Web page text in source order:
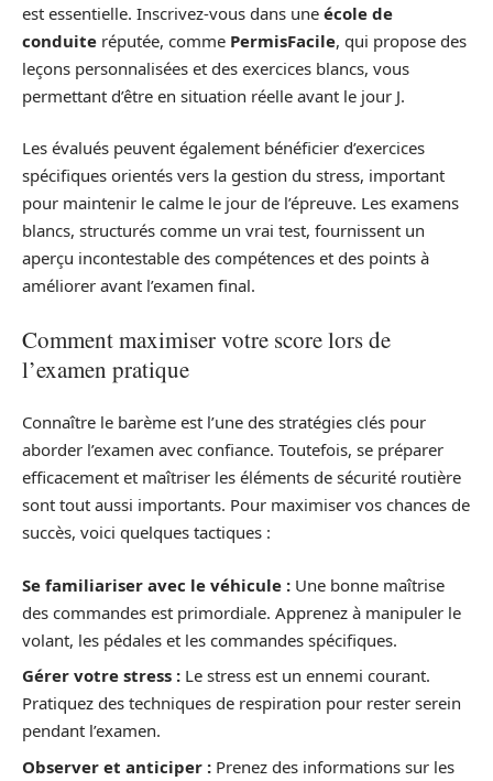
est essentielle. Inscrivez-vous dans une école de
conduite réputée, comme PermisFacile, qui propose des
leçons personnalisées et des exercices blancs, vous
permettant d’être en situation réelle avant le jour J.
Les évalués peuvent également bénéficier d’exercices
spécifiques orientés vers la gestion du stress, important
pour maintenir le calme le jour de l’épreuve. Les examens
blancs, structurés comme un vrai test, fournissent un
aperçu incontestable des compétences et des points à
améliorer avant l’examen final.
Comment maximiser votre score lors de
l’examen pratique
Connaître le barème est l’une des stratégies clés pour
aborder l’examen avec confiance. Toutefois, se préparer
efficacement et maîtriser les éléments de sécurité routière
sont tout aussi importants. Pour maximiser vos chances de
succès, voici quelques tactiques :
Se familiariser avec le véhicule : Une bonne maîtrise
des commandes est primordiale. Apprenez à manipuler le
volant, les pédales et les commandes spécifiques.
Gérer votre stress : Le stress est un ennemi courant.
Pratiquez des techniques de respiration pour rester serein
pendant l’examen.
Observer et anticiper : Prenez des informations sur les